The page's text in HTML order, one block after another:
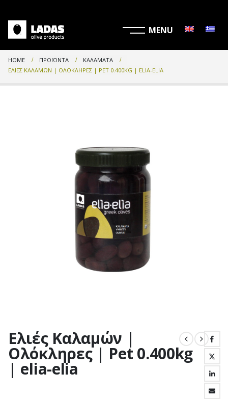
HOME ΠΡΟΪΌΝΤΑ
ΚΑΛΑΜΆΤΑ
ΕΛΙΈΣ ΚΑΛΑΜΏΝ | ΟΛΌΚΛΗΡΕΣ | PET 0.400KG | ELIA-ELIA
Ελιές Καλαμών |
Ολόκληρες | Pet 0.400kg
| elia-elia